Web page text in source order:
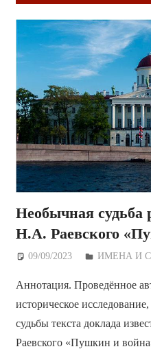
Необычная судьба
Н.А. Раевского
09/09/2023 Дежурный по
ИМЕНА И
Аннотация. Проведённое
историческое
судьбы текста доклада
Раевского «Пушкин и